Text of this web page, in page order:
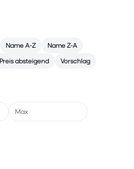
Name A-Z
Name Z-A
Preis absteigend Vorschlag